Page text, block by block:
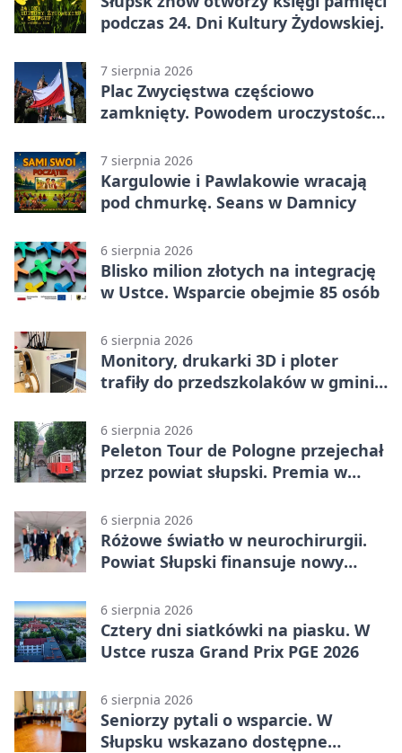
podczas 24. Dni Kultury Żydowskiej.
7 sierpnia 2026
Plac Zwycięstwa częściowo
zamknięty. Powodem uroczystości
7 sierpnia 2026
Kargulowie i Pawlakowie wracają
pod chmurkę. Seans w Damnicy
6 sierpnia 2026
Blisko milion złotych na integrację
w Ustce. Wsparcie obejmie 85 osób
6 sierpnia 2026
Monitory, drukarki 3D i ploter
trafiły do przedszkolaków w gminie
6 sierpnia 2026
Peleton Tour de Pologne przejechał
przez powiat słupski. Premia w
6 sierpnia 2026
Różowe światło w neurochirurgii.
Powiat Słupski finansuje nowy
6 sierpnia 2026
Cztery dni siatkówki na piasku. W
Ustce rusza Grand Prix PGE 2026
6 sierpnia 2026
Seniorzy pytali o wsparcie. W
Słupsku wskazano dostępne